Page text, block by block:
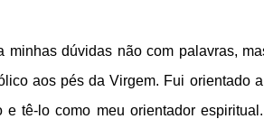
minhas dúvidas não com palavras,
aos pés da Virgem. Fui orientado
e tê-lo como meu orientador